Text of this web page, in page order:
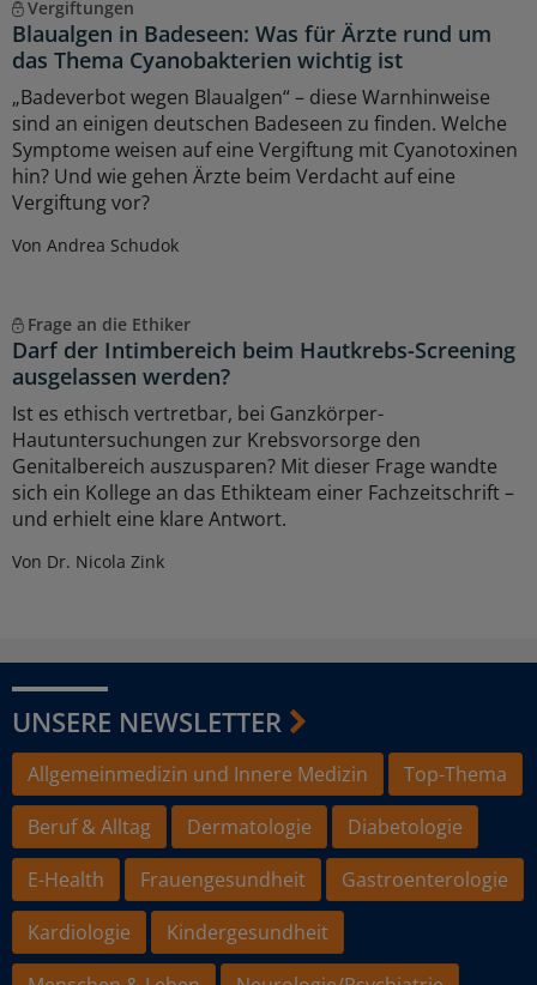
Vergiftungen
Blaualgen in Badeseen: Was für Ärzte rund um
das Thema Cyanobakterien wichtig ist
„Badeverbot wegen Blaualgen“ – diese Warnhinweise
sind an einigen deutschen Badeseen zu finden. Welche
Symptome weisen auf eine Vergiftung mit Cyanotoxinen
hin? Und wie gehen Ärzte beim Verdacht auf eine
Vergiftung vor?
Von Andrea Schudok
Frage an die Ethiker
Darf der Intimbereich beim Hautkrebs-Screening
ausgelassen werden?
Ist es ethisch vertretbar, bei Ganzkörper-
Hautuntersuchungen zur Krebsvorsorge den
Genitalbereich auszusparen? Mit dieser Frage wandte
sich ein Kollege an das Ethikteam einer Fachzeitschrift –
und erhielt eine klare Antwort.
Von Dr. Nicola Zink
UNSERE NEWSLETTER
Allgemeinmedizin und Innere Medizin
Top-Thema
Beruf & Alltag
Dermatologie
Diabetologie
E-Health
Frauengesundheit
Gastroenterologie
Kardiologie
Kindergesundheit